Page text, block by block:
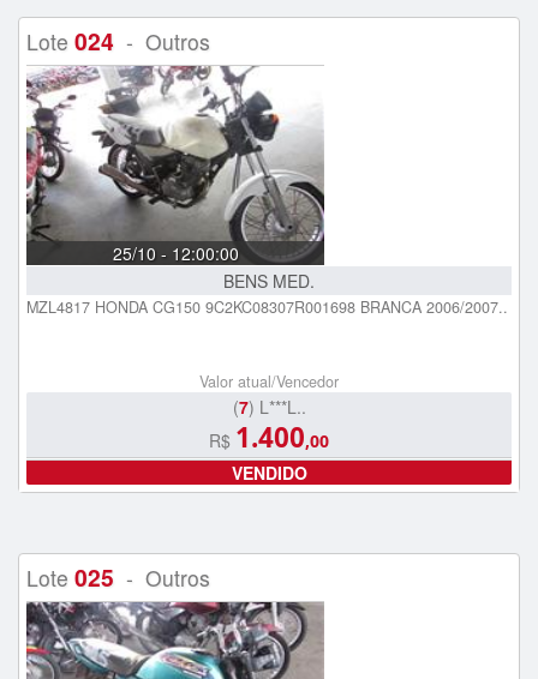
Lote 024 - Outros
25/10 - 12:00:00
BENS MED.
MZL4817 HONDA CG150 9C2KC08307R001698 BRANCA 2006/2007..
Valor atual/Vencedor
(7) L***L..
R$ 1.400,00
VENDIDO
Lote 025 - Outros